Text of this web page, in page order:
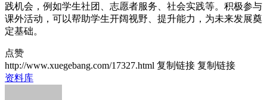
践机会，例如学生社团、志愿者服务、社会实践等。积极参与
课外活动，可以帮助学生开阔视野、提升能力，为未来发展奠
定基础。
点赞
http://www.xuegebang.com/17327.html 复制链接 复制链接
资料库